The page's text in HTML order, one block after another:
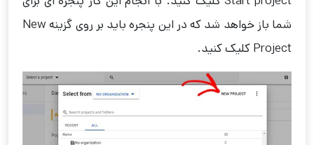
شما باز خواهد شد که در این پنجره باید بر روی گزینه New
Project کلیک کنید.